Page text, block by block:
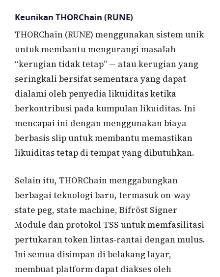
Keunikan THORChain (RUNE)
THORChain (RUNE) menggunakan sistem unik
untuk membantu mengurangi masalah
“kerugian tidak tetap” — atau kerugian yang
seringkali bersifat sementara yang dapat
dialami oleh penyedia likuiditas ketika
berkontribusi pada kumpulan likuiditas. Ini
mencapai ini dengan menggunakan biaya
berbasis slip untuk membantu memastikan
likuiditas tetap di tempat yang dibutuhkan.
Selain itu, THORChain menggabungkan
berbagai teknologi baru, termasuk on-way
state peg, state machine, Bifröst Signer
Module dan protokol TSS untuk memfasilitasi
pertukaran token lintas-rantai dengan mulus.
Ini semua disimpan di belakang layar,
membuat platform dapat diakses oleh